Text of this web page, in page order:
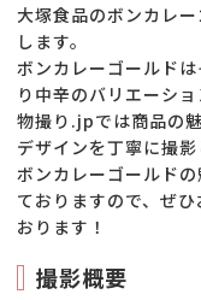
大塚食品のボンカレ
します。
ボンカレーゴールド
り中辛のバリエーシ
物撮り.jpでは商品の
デザインを丁寧に撮影
ボンカレーゴールド
ておりますので、ぜ
おります！
撮影概要